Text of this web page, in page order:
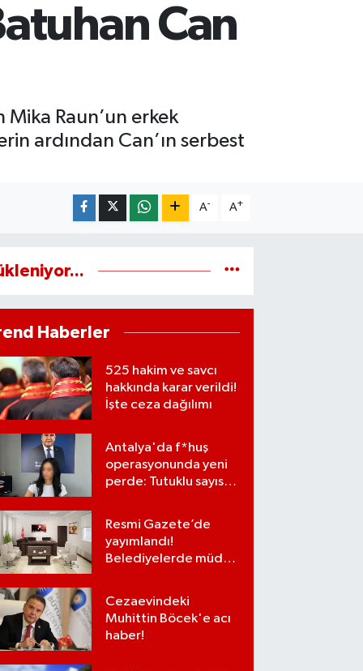
Can
Raun’un erkek
ardından Can’ın serbest
A- A+
Haberler
525 hakim ve savcı
hakkında karar verildi!
İşte ceza dağılımı
Antalya'da f*huş
operasyonunda yeni
perde: Tutuklu sayısı
Resmi Gazete’de
yayımlandı!
Belediyelerde müdür
Cezaevindeki
Muhittin Böcek'e acı
haber!